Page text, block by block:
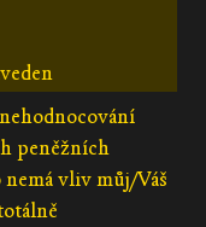
peněžních
vliv můj/Váš